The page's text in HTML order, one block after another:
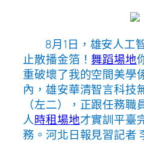
8月1日，雄安人工
止散播金箔！ 舞蹈場地
重破壞了我的空間美學
內，雄安華清智言科技
（左二），正跟任務
人時租場地才實訓平臺
務。河北日報見習記者